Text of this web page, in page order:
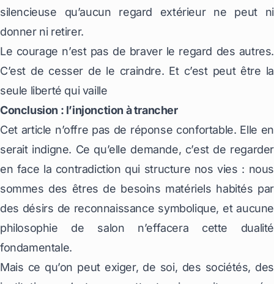
silencieuse qu’aucun regard extérieur ne peut ni
donner ni retirer.
Le courage n’est pas de braver le regard des autres.
C’est de cesser de le craindre. Et c’est peut être la
seule liberté qui vaille
Conclusion : l’injonction à trancher
Cet article n’offre pas de réponse confortable. Elle en
serait indigne. Ce qu’elle demande, c’est de regarder
en face la contradiction qui structure nos vies : nous
sommes des êtres de besoins matériels habités par
des désirs de reconnaissance symbolique, et aucune
philosophie de salon n’effacera cette dualité
fondamentale.
Mais ce qu’on peut exiger, de soi, des sociétés, des